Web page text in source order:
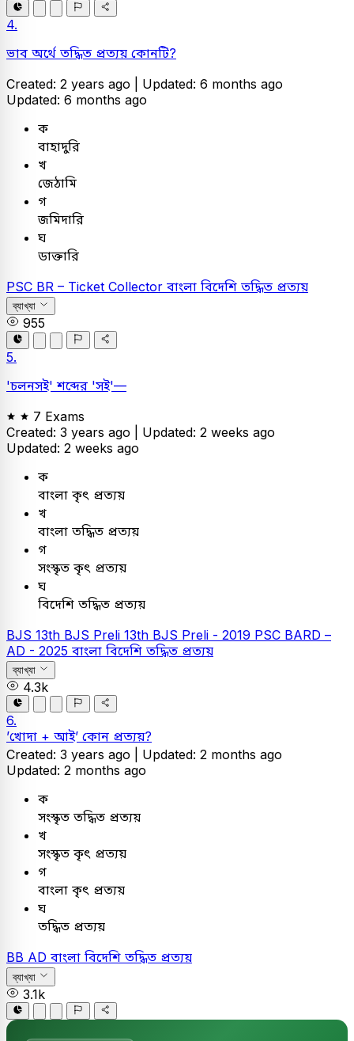
4.
ভাব অর্থে তদ্ধিত প্রত্যয় কোনটি?
Created: 2 years ago | Updated: 6 months ago
Updated: 6 months ago
ক
বাহাদুরি
খ
জেঠামি
গ
জমিদারি
ঘ
ডাক্তারি
PSC BR – Ticket Collector বাংলা বিদেশি তদ্ধিত প্রত্যয়
ব্যাখ্যা
955
5.
'চলনসই' শব্দের 'সই'—
7 Exams
Created: 3 years ago | Updated: 2 weeks ago
Updated: 2 weeks ago
ক
বাংলা কৃৎ প্রত্যয়
খ
বাংলা তদ্ধিত প্রত্যয়
গ
সংস্কৃত কৃৎ প্রত্যয়
ঘ
বিদেশি তদ্ধিত প্রত্যয়
BJS 13th BJS Preli 13th BJS Preli - 2019 PSC BARD –
AD - 2025 বাংলা বিদেশি তদ্ধিত প্রত্যয়
ব্যাখ্যা
4.3k
6.
’খোদা + আই’ কোন প্রত্যয়?
Created: 3 years ago | Updated: 2 months ago
Updated: 2 months ago
ক
সংস্কৃত তদ্ধিত প্রত্যয়
খ
সংস্কৃত কৃৎ প্রত্যয়
গ
বাংলা কৃৎ প্রত্যয়
ঘ
তদ্ধিত প্রত্যয়
BB AD বাংলা বিদেশি তদ্ধিত প্রত্যয়
ব্যাখ্যা
3.1k